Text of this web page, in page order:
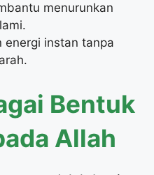
menurunkan
energi instan tanpa
Bentuk
Allah